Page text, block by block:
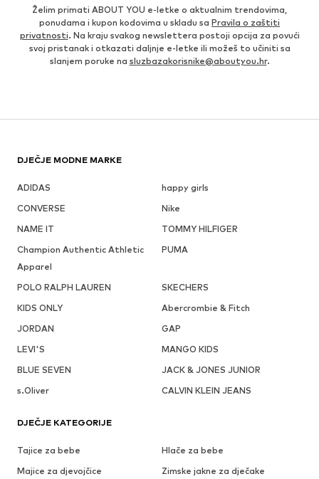
Želim primati ABOUT YOU e-letke o aktualnim trendovima,
ponudama i kupon kodovima u skladu sa Pravila o zaštiti
privatnosti. Na kraju svakog newslettera postoji opcija za povući
svoj pristanak i otkazati daljnje e-letke ili možeš to učiniti sa
slanjem poruke na sluzbazakorisnike@aboutyou.hr.
DJEČJE MODNE MARKE
ADIDAS
happy girls
CONVERSE
Nike
NAME IT
TOMMY HILFIGER
Champion Authentic Athletic
Apparel
PUMA
POLO RALPH LAUREN
SKECHERS
KIDS ONLY
Abercrombie & Fitch
JORDAN
GAP
LEVI'S
MANGO KIDS
BLUE SEVEN
JACK & JONES JUNIOR
s.Oliver
CALVIN KLEIN JEANS
DJEČJE KATEGORIJE
Tajice za bebe
Hlače za bebe
Majice za djevojčice
Zimske jakne za dječake